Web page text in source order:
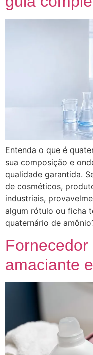
Entenda o que é
sua composição e
qualidade garantida.
de cosméticos,
industriais,
algum rótulo ou ficha
quaternário de
amaciante